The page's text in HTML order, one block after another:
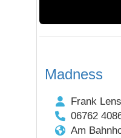
Madness
Frank
06762
Am